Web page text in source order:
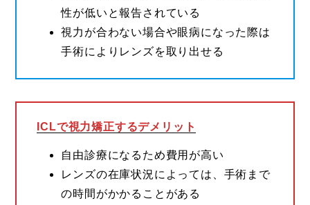
性が低いと報告されている
視力が合わない場合や眼病になった際は
手術によりレンズを取り出せる
ICLで視力矯正するデメリット
自由診療になるため費用が高い
レンズの在庫状況によっては、手術まで
の時間がかかることがある